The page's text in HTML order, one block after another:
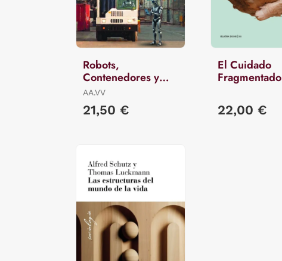
Robots,
Contenedores y
Plataformas
AA.VV
21,50 €
El Cuidado
Fragmentado
22,00 €